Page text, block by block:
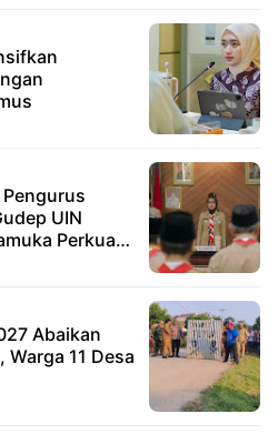
UIN
Perkuat
Abaikan
11 Desa